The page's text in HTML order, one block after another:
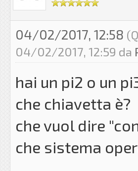
04/02/2017, 12:58
04/02/2017, 12:59 da
hai un pi2 o un
che chiavetta è?
che vuol dire
che sistema